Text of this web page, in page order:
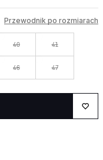
Przewodnik po rozmiarach
40 41
46 47